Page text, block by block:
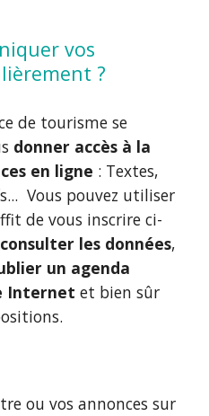
vos
?
de tourisme se
donner accès à la
en ligne : Textes,
de vous inscrire ci-
consulter les données,
un agenda
Internet et bien sûr
.
ou vos annonces sur